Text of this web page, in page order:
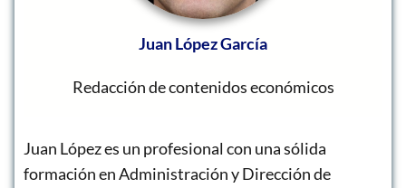
Juan López García
Redacción de contenidos económicos
Juan López es un profesional con una sólida
formación en Administración y Dirección de